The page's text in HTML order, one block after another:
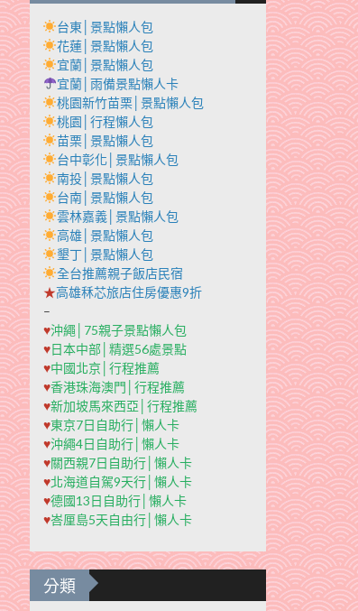
台東│景點懶人包
花蓮│景點懶人包
宜蘭│景點懶人包
宜蘭│雨備景點懶人卡
桃園新竹苗栗│景點懶人包
桃園│行程懶人包
苗栗│景點懶人包
台中彰化│景點懶人包
南投│景點懶人包
台南│景點懶人包
雲林嘉義│景點懶人包
高雄│景點懶人包
墾丁│景點懶人包
全台推薦親子飯店民宿
★高雄秝芯旅店住房優惠9折
–
♥沖繩│75親子景點懶人包
♥日本中部│精選56處景點
♥中國北京│行程推薦
♥香港珠海澳門│行程推薦
♥新加坡馬來西亞│行程推薦
♥東京7日自助行│懶人卡
♥沖繩4日自助行│懶人卡
♥關西親7日自助行│懶人卡
♥北海道自駕9天行│懶人卡
♥德國13日自助行│懶人卡
♥峇厘島5天自由行│懶人卡
分類